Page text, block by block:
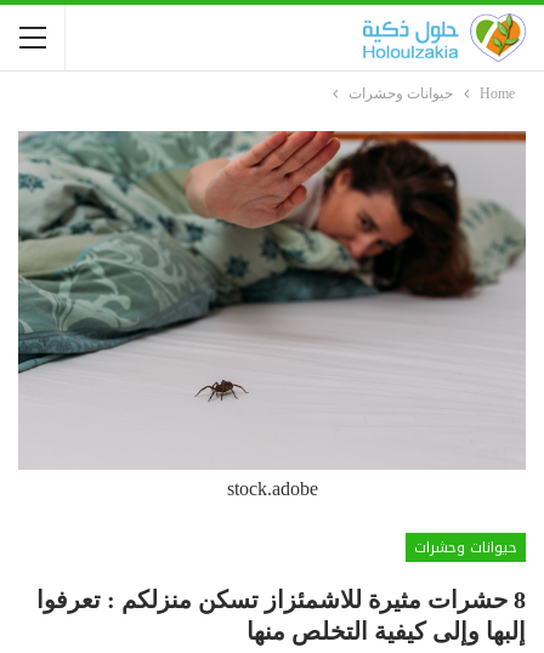
Home حيوانات وحشرات
stock.adobe
حيوانات وحشرات
8 حشرات مثيرة للاشمئزاز تسكن منزلكم : تعرفوا
إلبها وإلى كيفية التخلص منها